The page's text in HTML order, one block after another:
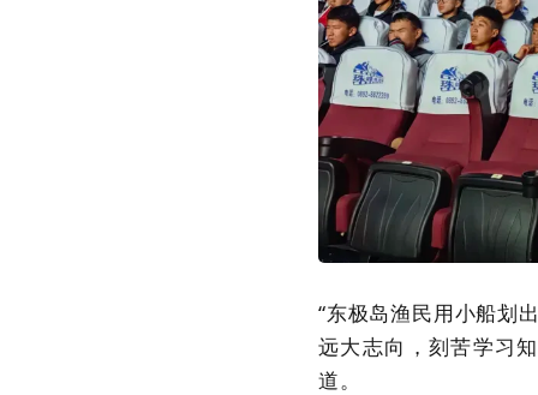
“东极岛渔民用小船划
远大志向，刻苦学习
道。